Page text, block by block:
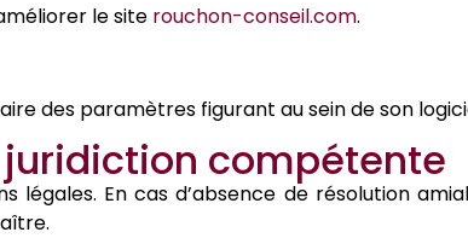
le site rouchon-conseil.com.
des paramètres figurant au sein de son
compétente
légales. En cas d’absence de résolution